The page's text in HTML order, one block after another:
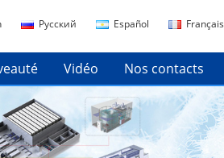
Русский Español Français
Vidéo Nos contacts